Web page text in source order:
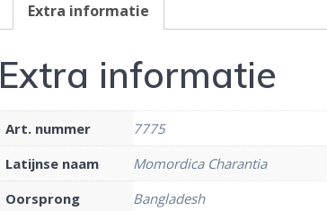
Extra informatie
Extra informatie
Art. nummer
7775
Latijnse naam
Momordica Charantia
Oorsprong
Bangladesh